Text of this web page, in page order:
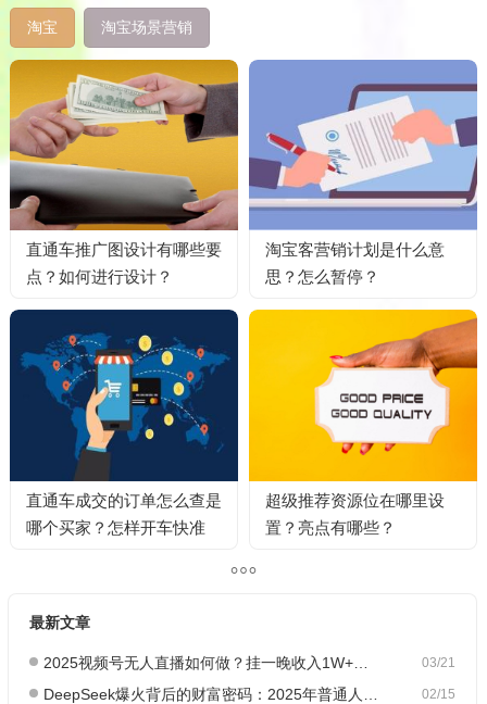
淘宝 淘宝场景营销
直通车推广图设计有哪些要
点？如何进行设计？
淘宝客营销计划是什么意
思？怎么暂停？
直通车成交的订单怎么查是
哪个买家？怎样开车快准
超级推荐资源位在哪里设
置？亮点有哪些？
最新文章
03/21
2025视频号无人直播如何做？挂一晚收入1W+，这份教程，小白可做~
02/15
DeepSeek爆火背后的财富密码：2025年普通人如何抓住AI创业风口？